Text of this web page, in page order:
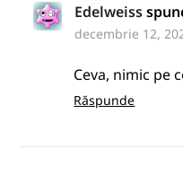
Edelweiss
decembrie 12,
Ceva, nimic pe
Răspunde